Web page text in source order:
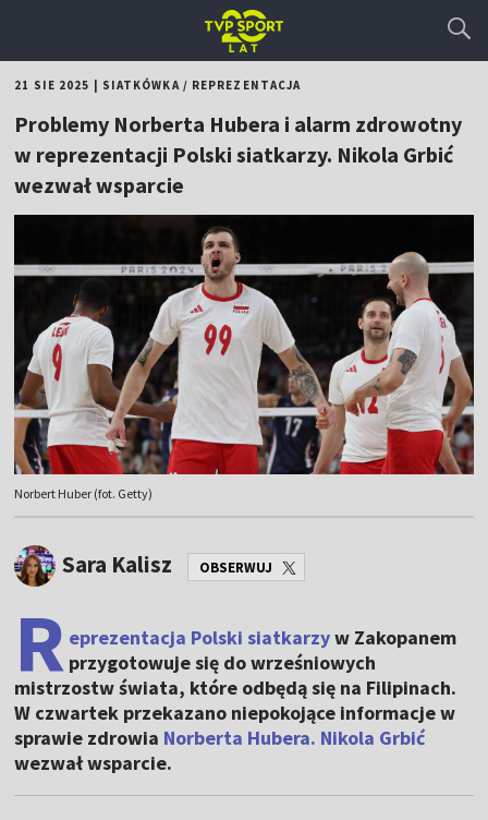
21 SIE 2025 SIATKÓWKA/ REPREZENTACJA
Problemy Norberta Hubera i alarm zdrowotny
w reprezentacji Polski siatkarzy. Nikola Grbić
wezwał wsparcie
Norbert Huber (fot. Getty)
Sara Kalisz OBSERWUJ
R eprezentacja Polski siatkarzyw Zakopanem
przygotowuje się do wrześniowych
mistrzostw świata, które odbędą się na Filipinach.
W czwartek przekazano niepokojące informacje w
sprawie zdrowia Norberta Hubera. Nikola Grbić
wezwał wsparcie.